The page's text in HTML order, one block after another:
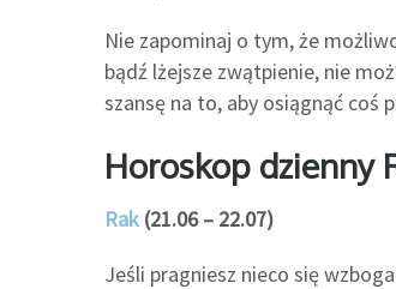
Nie zapominaj o tym, że
bądź lżejsze zwątpienie, nie
szansę na to, aby osiągnąć coś
Horoskop dzienny
Rak (21.06 – 22.07)
Jeśli pragniesz nieco się